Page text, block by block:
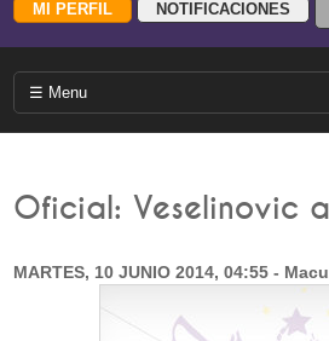
Oficial: Veselinovic
MARTES, 10 JUNIO 2014, 04:55 -